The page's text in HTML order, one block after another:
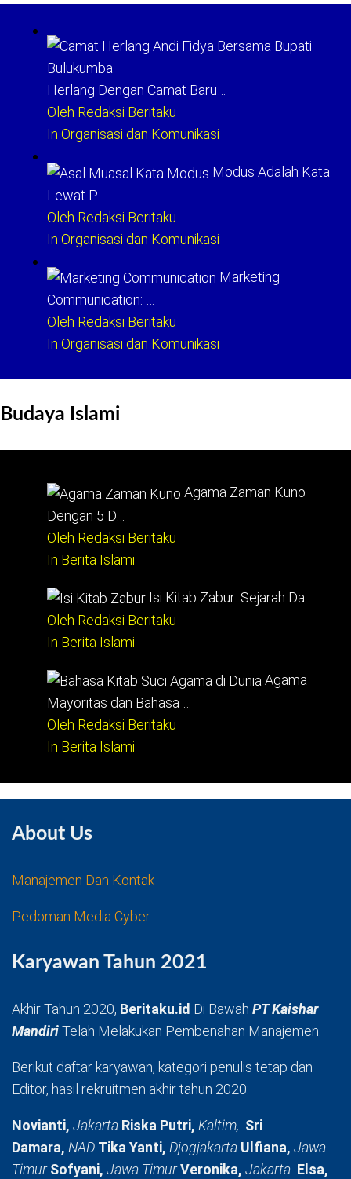
Herlang Dengan Camat Baru…
Oleh Redaksi Beritaku
In Organisasi dan Komunikasi
Modus Adalah Kata
Lewat P…
Oleh Redaksi Beritaku
In Organisasi dan Komunikasi
Marketing
Communication: …
Oleh Redaksi Beritaku
In Organisasi dan Komunikasi
Budaya Islami
Agama Zaman Kuno
Dengan 5 D…
Oleh Redaksi Beritaku
In Berita Islami
Isi Kitab Zabur: Sejarah Da…
Oleh Redaksi Beritaku
In Berita Islami
Agama
Mayoritas dan Bahasa …
Oleh Redaksi Beritaku
In Berita Islami
About Us
Manajemen Dan Kontak
Pedoman Media Cyber
Karyawan Tahun 2021
Akhir Tahun 2020, Beritaku.id Di Bawah PT Kaishar
MandiriTelah Melakukan Pembenahan Manajemen.
Berikut daftar karyawan, kategori penulis tetap dan
Editor, hasil rekruitmen akhir tahun 2020:
Novianti, Jakarta Riska Putri, Kaltim, Sri
Damara, NAD Tika Yanti, Djogjakarta Ulfiana, Jawa
TimurSofyani, Jawa TimurVeronika, Jakarta Elsa,